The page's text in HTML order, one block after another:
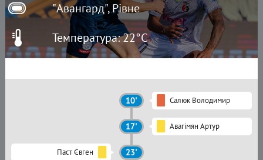
"Авангард", Рівне
Температура: 22°C
10' Салюк Володимир
17' Авагімян Артур
Паст Євген 23'